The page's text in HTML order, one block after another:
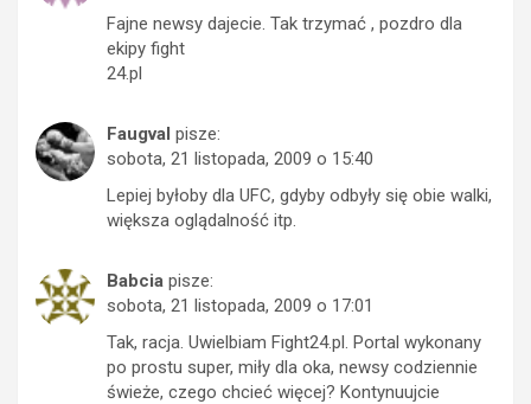
Fajne newsy dajecie. Tak trzymać , pozdro dla
ekipy fight
24.pl
Faugval pisze:
sobota, 21 listopada, 2009 o 15:40
Lepiej byłoby dla UFC, gdyby odbyły się obie walki,
większa oglądalność itp.
Babcia pisze:
sobota, 21 listopada, 2009 o 17:01
Tak, racja. Uwielbiam Fight24.pl. Portal wykonany
po prostu super, miły dla oka, newsy codziennie
świeże, czego chcieć więcej? Kontynuujcie